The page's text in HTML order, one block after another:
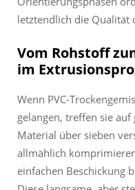
letztendlich die Qualität
Vom Rohstoff
im
Wenn PVC-
gelangen, treffen sie auf
Material über sieben
allmählich
einfachen Beschickung